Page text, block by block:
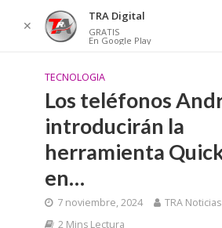
TECNOLOGIA
Los teléfonos
introducirán la
herramienta
en…
7 noviembre, 2024
TRA Noticias
2 Mins Lectura
✕
TRA Digital
GRATIS
En Google Play